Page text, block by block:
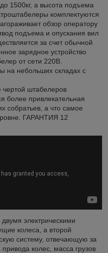
1500кг, а высота подъема
комплектуются
обзор оператору
подъема и опускания вил
за счет обычной
зарядное устройство
от сети 220В.
на небольших складах с
штабелеров
более привлекательная
собратьев, а что самое
ГАРАНТИЯ 12
электрическими
колеса, а второй
систему, отвечающую за
колес, масса грузов